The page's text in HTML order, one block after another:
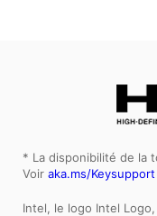
* La disponibilité de la
Voir aka.ms/Keysupport
Intel, le logo Intel